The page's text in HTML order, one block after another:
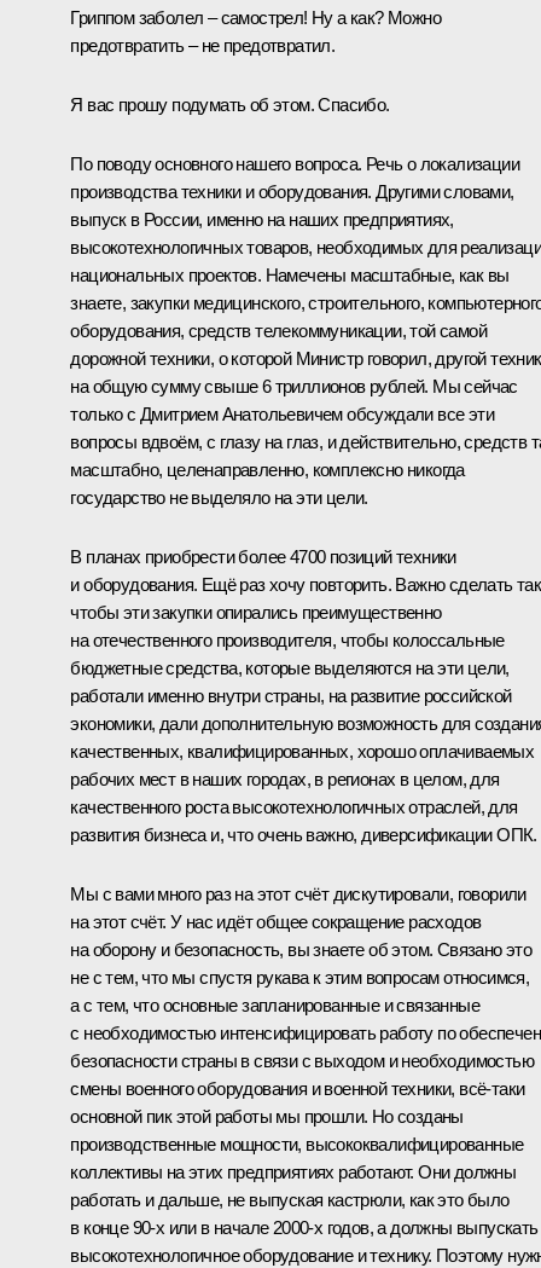
Гриппом заболел – самострел! Ну а как? Можно
предотвратить – не предотвратил.
Я вас прошу подумать об этом. Спасибо.
По поводу основного нашего вопроса. Речь о локализации
производства техники и оборудования. Другими словами,
выпуск в России, именно на наших предприятиях,
высокотехнологичных товаров, необходимых для
национальных проектов. Намечены масштабные, как вы
знаете, закупки медицинского, строительного,
оборудования, средств телекоммуникации, той самой
дорожной техники, о которой Министр говорил, другой
на общую сумму свыше 6 триллионов рублей. Мы сейчас
только с Дмитрием Анатольевичем обсуждали все эти
вопросы вдвоём, с глазу на глаз, и действительно, средств
масштабно, целенаправленно, комплексно никогда
государство не выделяло на эти цели.
В планах приобрести более 4700 позиций техники
и оборудования. Ещё раз хочу повторить. Важно сделать
чтобы эти закупки опирались преимущественно
на отечественного производителя, чтобы колоссальные
бюджетные средства, которые выделяются на эти цели,
работали именно внутри страны, на развитие российской
экономики, дали дополнительную возможность для
качественных, квалифицированных, хорошо оплачиваемых
рабочих мест в наших городах, в регионах в целом, для
качественного роста высокотехнологичных отраслей, для
развития бизнеса и, что очень важно, диверсификации ОПК.
Мы с вами много раз на этот счёт дискутировали, говорили
на этот счёт. У нас идёт общее сокращение расходов
на оборону и безопасность, вы знаете об этом. Связано это
не с тем, что мы спустя рукава к этим вопросам относимся,
а с тем, что основные запланированные и связанные
с необходимостью интенсифицировать работу по
безопасности страны в связи с выходом и необходимостью
смены военного оборудования и военной техники, всё-таки
основной пик этой работы мы прошли. Но созданы
производственные мощности, высококвалифицированные
коллективы на этих предприятиях работают. Они должны
работать и дальше, не выпуская кастрюли, как это было
в конце 90-х или в начале 2000-х годов, а должны выпускать
высокотехнологичное оборудование и технику. Поэтому